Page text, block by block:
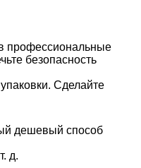
профессиональные
безопасность
Сделайте
дешевый способ
д.